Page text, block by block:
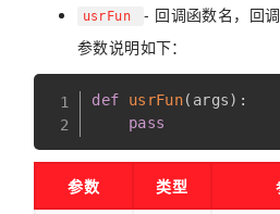
usrFun
- 回调函数名，回
参数说明如下：
def usrFun( args) :
pass
参数 类型